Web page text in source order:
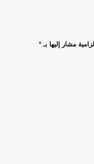
مشار إليها بـ *